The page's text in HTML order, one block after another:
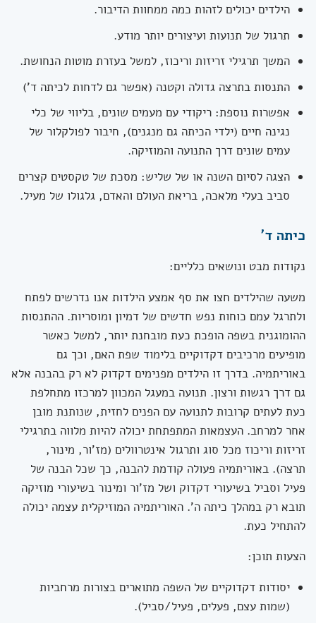
הילדים יכולים לזהות כמה ממחוות הדיבור.
תרגול של תנועות ועיצורים יותר מודע.
המשך תרגילי זריזות וריכוז, למשל בעזרת מוטות הנחושת.
התנסות בתרצה גדולה וקטנה (אפשר גם לדחות לכיתה ד')
אפשרות נוספת: ריקודי עם מעמים שונים, בליווי של כלי
נגינה חיים (ילדי הכיתה גם מנגנים), חיבור לפולקלור של
עמים שונים דרך התנועה והמוזיקה.
הצגה לסיום השנה או של שליש: מסכת של טקסטים קצרים
סביב בעלי מלאכה, בריאת העולם והאדם, גלגולו של מעיל.
כיתה ד'
נקודות מבט ונושאים כלליים:
משעה שהילדים חצו את סף אמצע הילדות אנו נדרשים לפתח
ולתרגל עמם כוחות נפש חדשים של דמיון ומוסריות. ההתנסות
ההומוגנית בשפה הופכת כעת מובחנת יותר, למשל כאשר
מופיעים מרכיבים דקדוקיים בלימוד שפת האם, וכך גם
באוריתמיה. בדרך זו הילדים מפנימים דקדוק לא רק בהבנה אלא
גם דרך רגשות ורצון. תנועה במעגל המכוון למרכזו מתחלפת
כעת לעתים קרובות לתנועה עם הפנים לחזית, שנותנת מובן
אחר למרחב. העצמאות המתפתחת יכולה להיות מלווה בתרגילי
זריזות וריכוז מכל סוג ותרגול אינטרוולים (מז'ור, מינור,
תרצה). באוריתמיה פעולה קודמת להבנה, כך שכל הבנה של
פעיל וסביל בשיעורי דקדוק ושל מז'ור ומינור בשיעורי מוזיקה
תובא רק במהלך כיתה ה'. האוריתמיה המוזיקלית עצמה יכולה
להתחיל כעת.
הצעות תוכן:
יסודות דקדוקיים של השפה מתוארים בצורות מרחביות
(שמות עצם, פעלים, פעיל/סביל).